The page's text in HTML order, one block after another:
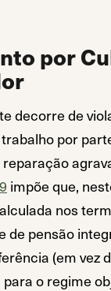
por
decorre de
por
impõe que,
nos
de pensão
(em vez
o regime